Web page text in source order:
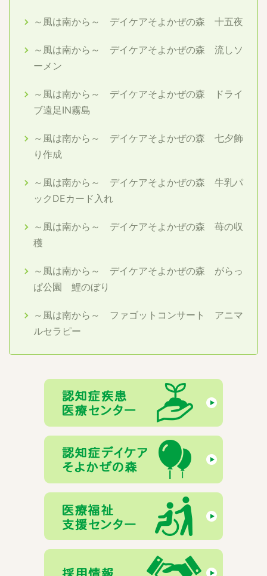
～風は南から～ デイケアそよかぜの森 十五夜
～風は南から～ デイケアそよかぜの森 流しソ
ーメン
～風は南から～ デイケアそよかぜの森 ドライ
ブ遠足IN霧島
～風は南から～ デイケアそよかぜの森 七夕飾
り作成
～風は南から～ デイケアそよかぜの森 牛乳パ
ックDEカード入れ
～風は南から～ デイケアそよかぜの森 苺の収
穫
～風は南から～ デイケアそよかぜの森 がらっ
ぱ公園 鯉のぼり
～風は南から～ ファゴットコンサート アニマ
ルセラピー